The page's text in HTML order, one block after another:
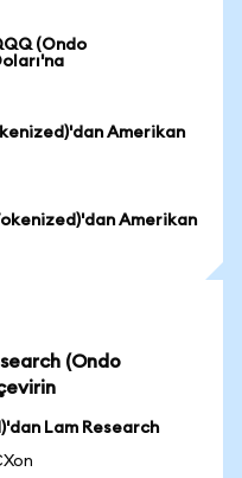
(Ondo
Amerikan
Amerikan
(Ondo
Lam Research